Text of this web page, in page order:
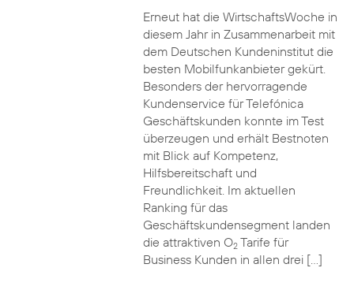
Erneut hat die WirtschaftsWoche in
diesem Jahr in Zusammenarbeit mit
dem Deutschen Kundeninstitut die
besten Mobilfunkanbieter gekürt.
Besonders der hervorragende
Kundenservice für Telefónica
Geschäftskunden konnte im Test
überzeugen und erhält Bestnoten
mit Blick auf Kompetenz,
Hilfsbereitschaft und
Freundlichkeit. Im aktuellen
Ranking für das
Geschäftskundensegment landen
die attraktiven O2Tarife für
Business Kunden in allen drei […]